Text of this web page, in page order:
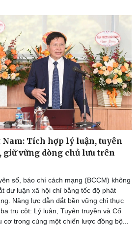
Tích hợp lý luận, tuyên
giữ vững dòng chủ lưu trên
số, báo chí cách mạng (BCCM) không
dư luận xã hội chỉ bằng tốc độ phát
Năng lực dẫn dắt bền vững chỉ thực
trụ cột: Lý luận, Tuyên truyền và Cổ
trong cùng một chiến lược đồng bộ...